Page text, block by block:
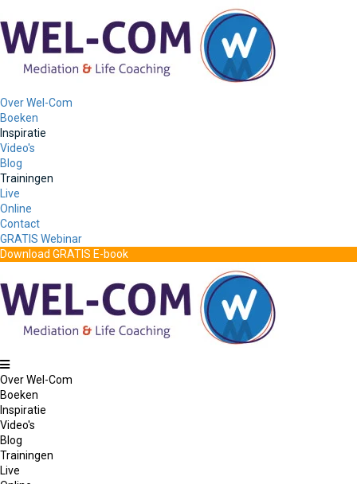
Over Wel-Com
Boeken
Inspiratie
Video's
Blog
Trainingen
Live
Online
Contact
GRATIS Webinar
Download GRATIS E-book
Over Wel-Com
Boeken
Inspiratie
Video's
Blog
Trainingen
Live